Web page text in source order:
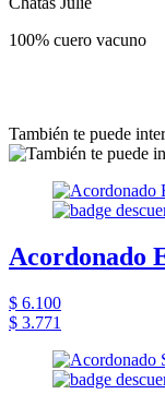
100% cuero vacuno
También te puede
Acordonado
$ 6.100
$ 3.771